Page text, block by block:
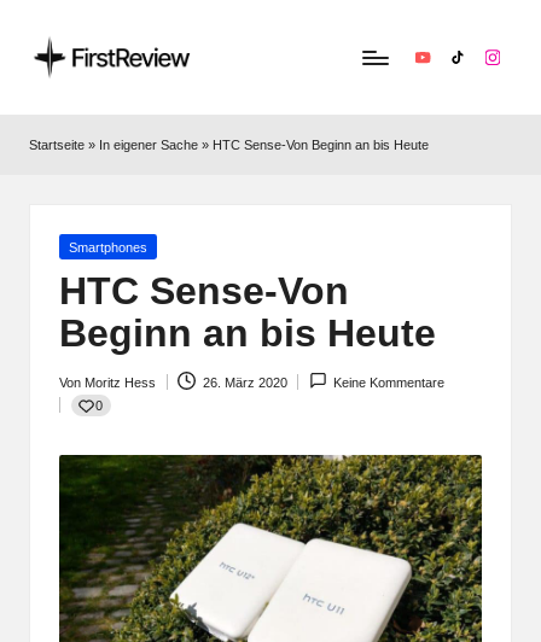
ir
Alles
Apple,
Smart‑Home,
Kopfhörern
YouTubeTikTok
Startseite » In eigener Sache » HTC Sense-Von Beginn an bis Heute
Posted
Smartphones
HTC Sense-Von
Beginn an bis Heute
Posted
by
Von Moritz Hess 26. März 2020
Keine Kommentare
0